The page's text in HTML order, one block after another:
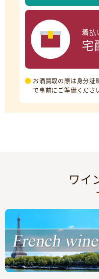
着払
宅
お酒買取の際は身分証
で事前にご準備くださ
ワイ